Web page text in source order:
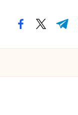
facebook.com
twitter.com
t.me